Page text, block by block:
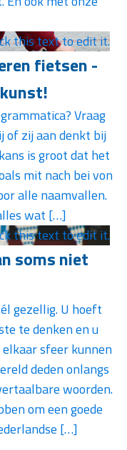
this text to edit it.
fietsen -
Vraag
of zij aan denkt bij
is groot dat het
mit nach bei von
alle naamvallen.
wat […]
this text to edit it.
soms niet
gezellig. U hoeft
te denken en u
sfeer kunnen
deden onlangs
woorden.
om een goede
[…]